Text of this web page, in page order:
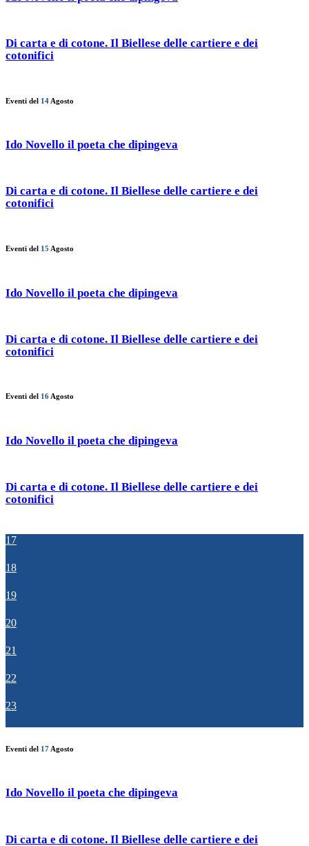
Di carta e di cotone. Il Biellese delle cartiere e dei
cotonifici
Eventi del 14 Agosto
Ido Novello il poeta che dipingeva
Di carta e di cotone. Il Biellese delle cartiere e dei
cotonifici
Eventi del 15 Agosto
Ido Novello il poeta che dipingeva
Di carta e di cotone. Il Biellese delle cartiere e dei
cotonifici
Eventi del 16 Agosto
Ido Novello il poeta che dipingeva
Di carta e di cotone. Il Biellese delle cartiere e dei
cotonifici
17
18
19
20
21
22
23
Eventi del 17 Agosto
Ido Novello il poeta che dipingeva
Di carta e di cotone. Il Biellese delle cartiere e dei